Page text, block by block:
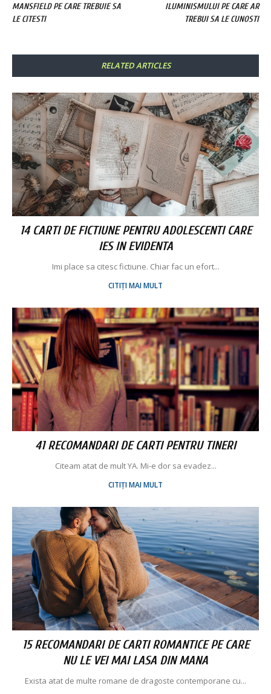
MANSFIELD PE CARE TREBUIE SA
LE CITESTI
ILUMINISMULUI PE CARE AR
TREBUI SA LE CUNOSTI
RELATED ARTICLES
14 CARTI DE FICTIUNE PENTRU ADOLESCENTI CARE
IES IN EVIDENTA
Imi place sa citesc fictiune. Chiar fac un efort...
CITIȚI MAI MULT
41 RECOMANDARI DE CARTI PENTRU TINERI
Citeam atat de mult YA. Mi-e dor sa evadez...
CITIȚI MAI MULT
15 RECOMANDARI DE CARTI ROMANTICE PE CARE
NU LE VEI MAI LASA DIN MANA
Exista atat de multe romane de dragoste contemporane cu...